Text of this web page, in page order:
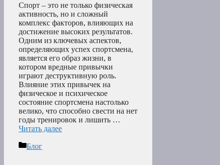
Спорт – это не только физическая
активность, но и сложный
комплекс факторов, влияющих на
достижение высоких результатов.
Одним из ключевых аспектов,
определяющих успех спортсмена,
является его образ жизни, в
котором вредные привычки
играют деструктивную роль.
Влияние этих привычек на
физическое и психическое
состояние спортсмена настолько
велико, что способно свести на нет
годы тренировок и лишить …
Читать далее
Рубрики
Блог